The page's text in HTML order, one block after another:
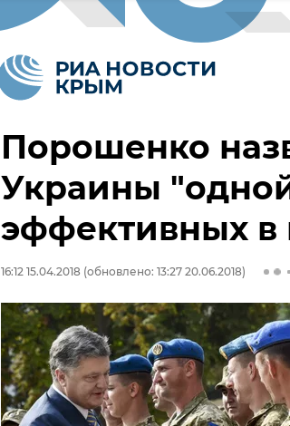
Порошенко
Украины
эффективных в
16:12 15.04.2018 (обновлено: 13:27 20.06.2018)